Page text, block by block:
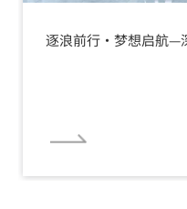
逐浪前行·梦想启航—